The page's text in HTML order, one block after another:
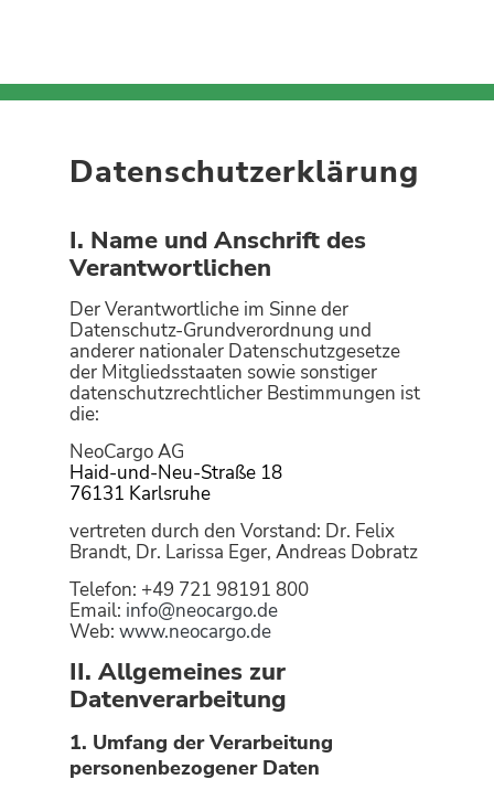
Datenschutzerklärung
I. Name und Anschrift des
Verantwortlichen
Der Verantwortliche im Sinne der
Datenschutz-Grundverordnung und
anderer nationaler Datenschutzgesetze
der Mitgliedsstaaten sowie sonstiger
datenschutzrechtlicher Bestimmungen ist
die:
NeoCargo AG
Haid-und-Neu-Straße 18
76131 Karlsruhe
vertreten durch den Vorstand: Dr. Felix
Brandt, Dr. Larissa Eger, Andreas Dobratz
Telefon: +49 721 98191 800
Email: info@neocargo.de
Web: www.neocargo.de
II. Allgemeines zur
Datenverarbeitung
1. Umfang der Verarbeitung
personenbezogener Daten